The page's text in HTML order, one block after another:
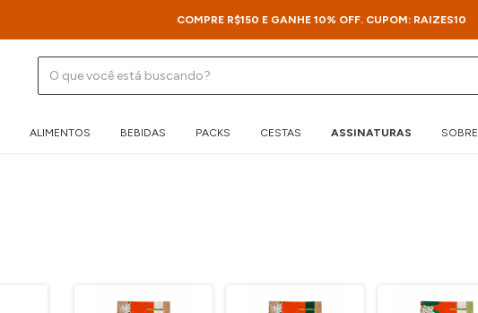
COMPRE R$150 E GANHE 10% OFF. CUPOM: RAIZES10
ALIMENTOS BEBIDAS PACKS CESTAS ASSINATURAS SOBRE